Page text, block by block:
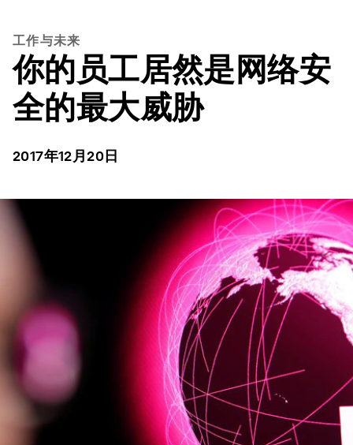
工作与未来
你的员工居然是网络安
全的最大威胁
2017年12月20日